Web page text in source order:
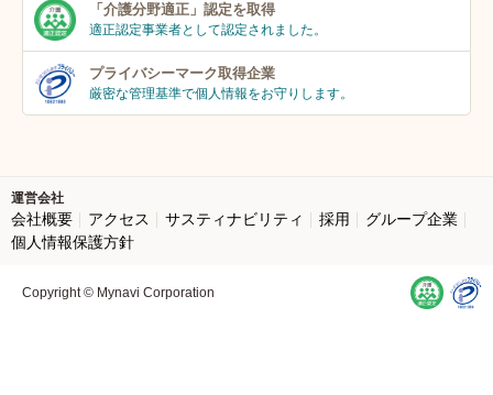
「介護分野適正」 認定を取得
適正認定事業者として認定されました。
プライバシーマーク取得企業
厳密な管理基準で個人情報をお守りします。
運営会社
会社概要 アクセス サスティナビリティ 採用
グループ企業
個人情報保護方針
Copyright © Mynavi Corporation